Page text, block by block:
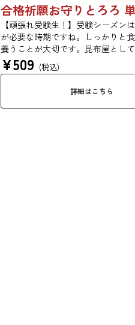
【頑張れ受験生！】受験シーズン
が必要な時期ですね。しっかりと
養うことが大切です。昆布屋とし
いる受験生を「食」の面から応援で
そんな想いから、この「合格祈願
ろ」は誕生しました。 【とろろ昆
「粘り勝ち」！】受験生の方への贈
ったりの桜咲くめでたいパッケー
¥509 (税込)
詳細はこちら